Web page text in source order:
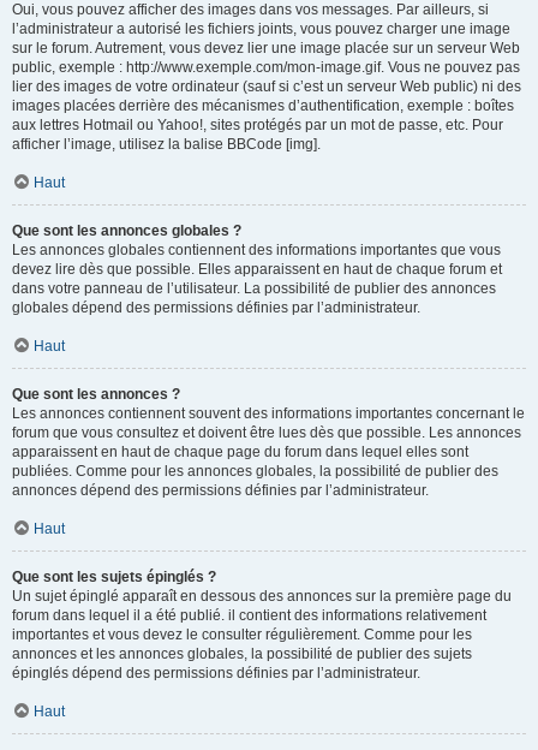
Oui, vous pouvez afficher des images dans vos messages. Par ailleurs, si
l’administrateur a autorisé les fichiers joints, vous pouvez charger une image
sur le forum. Autrement, vous devez lier une image placée sur un serveur Web
public, exemple : http://www.exemple.com/mon-image.gif. Vous ne pouvez pas
lier des images de votre ordinateur (sauf si c’est un serveur Web public) ni des
images placées derrière des mécanismes d’authentification, exemple : boîtes
aux lettres Hotmail ou Yahoo!, sites protégés par un mot de passe, etc. Pour
afficher l’image, utilisez la balise BBCode [img].
Haut
Que sont les annonces globales ?
Les annonces globales contiennent des informations importantes que vous
devez lire dès que possible. Elles apparaissent en haut de chaque forum et
dans votre panneau de l’utilisateur. La possibilité de publier des annonces
globales dépend des permissions définies par l’administrateur.
Haut
Que sont les annonces ?
Les annonces contiennent souvent des informations importantes concernant le
forum que vous consultez et doivent être lues dès que possible. Les annonces
apparaissent en haut de chaque page du forum dans lequel elles sont
publiées. Comme pour les annonces globales, la possibilité de publier des
annonces dépend des permissions définies par l’administrateur.
Haut
Que sont les sujets épinglés ?
Un sujet épinglé apparaît en dessous des annonces sur la première page du
forum dans lequel il a été publié. il contient des informations relativement
importantes et vous devez le consulter régulièrement. Comme pour les
annonces et les annonces globales, la possibilité de publier des sujets
épinglés dépend des permissions définies par l’administrateur.
Haut